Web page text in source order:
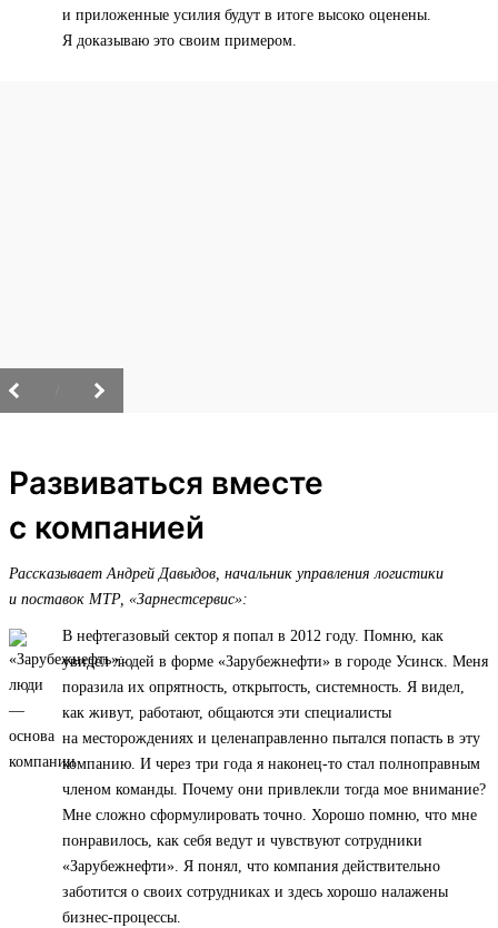
и приложенные усилия будут в итоге высоко оценены.
Я доказываю это своим примером.
Развиваться вместе
с компанией
Рассказывает Андрей Давыдов, начальник управления логистики
и поставок МТР, «Зарнестсервис»:
В нефтегазовый сектор я попал в 2012 году. Помню, как
увидел людей в форме «Зарубежнефти» в городе Усинск. Меня
поразила их опрятность, открытость, системность. Я видел,
как живут, работают, общаются эти специалисты
на месторождениях и целенаправленно пытался попасть в эту
компанию. И через три года я наконец-то стал полноправным
членом команды. Почему они привлекли тогда мое внимание?
Мне сложно сформулировать точно. Хорошо помню, что мне
понравилось, как себя ведут и чувствуют сотрудники
«Зарубежнефти». Я понял, что компания действительно
заботится о своих сотрудниках и здесь хорошо налажены
бизнес-процессы.